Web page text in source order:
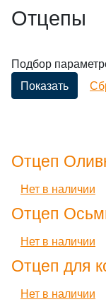
Отцепы
Подбор
Отцеп
Нет в наличии
Отцеп
Нет в наличии
Отцеп для
Нет в наличии